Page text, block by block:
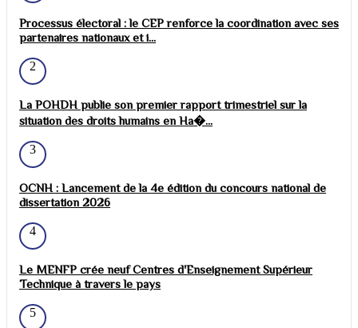
Processus électoral : le CEP renforce la coordination avec ses
partenaires nationaux et i...
2
La POHDH publie son premier rapport trimestriel sur la
situation des droits humains en Ha�...
3
OCNH : Lancement de la 4e édition du concours national de
dissertation 2026
4
Le MENFP crée neuf Centres d'Enseignement Supérieur
Technique à travers le pays
5